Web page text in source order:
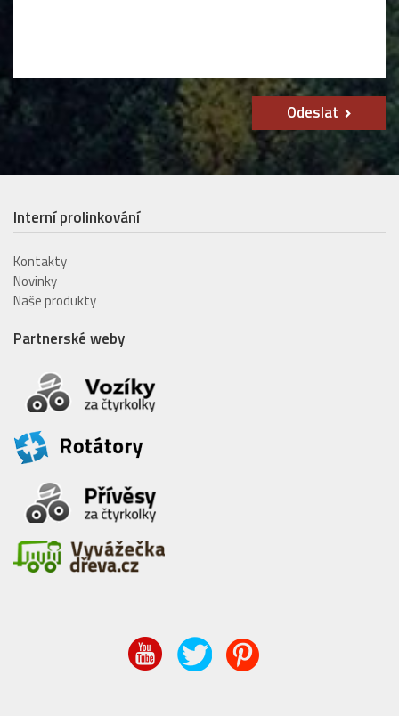
Odeslat
Interní prolinkování
Kontakty
Novinky
Naše produkty
Partnerské weby